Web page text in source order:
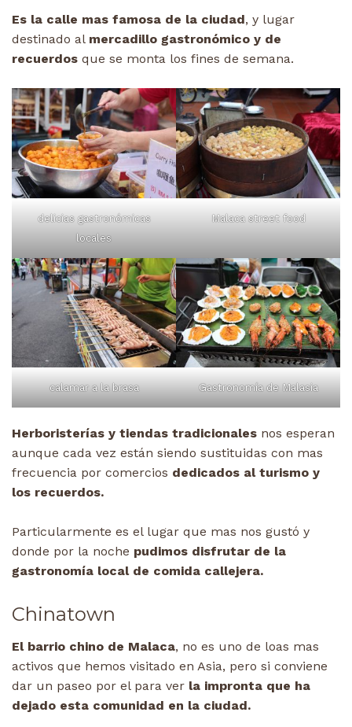
Es la calle mas famosa de la ciudad, y lugar
destinado al mercadillo gastronómico y de
recuerdos que se monta los fines de semana.
delicias gastronómicas
locales
Malaca street food
calamar a la brasa Gastronomía de Malasia
Herboristerías y tiendas tradicionales nos esperan
aunque cada vez están siendo sustituidas con mas
frecuencia por comercios dedicados al turismo y
los recuerdos.
Particularmente es el lugar que mas nos gustó y
donde por la noche pudimos disfrutar de la
gastronomía local de comida callejera.
Chinatown
El barrio chino de Malaca, no es uno de loas mas
activos que hemos visitado en Asia, pero si conviene
dar un paseo por el para ver la impronta que ha
dejado esta comunidad en la ciudad.